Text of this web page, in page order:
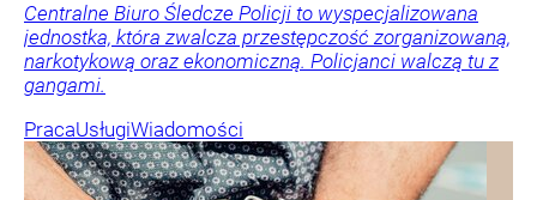
Centralne Biuro Śledcze Policji to wyspecjalizowana
jednostka, która zwalcza przestępczość zorganizowaną,
narkotykową oraz ekonomiczną. Policjanci walczą tu z
gangami.
PracaUsługiWiadomości